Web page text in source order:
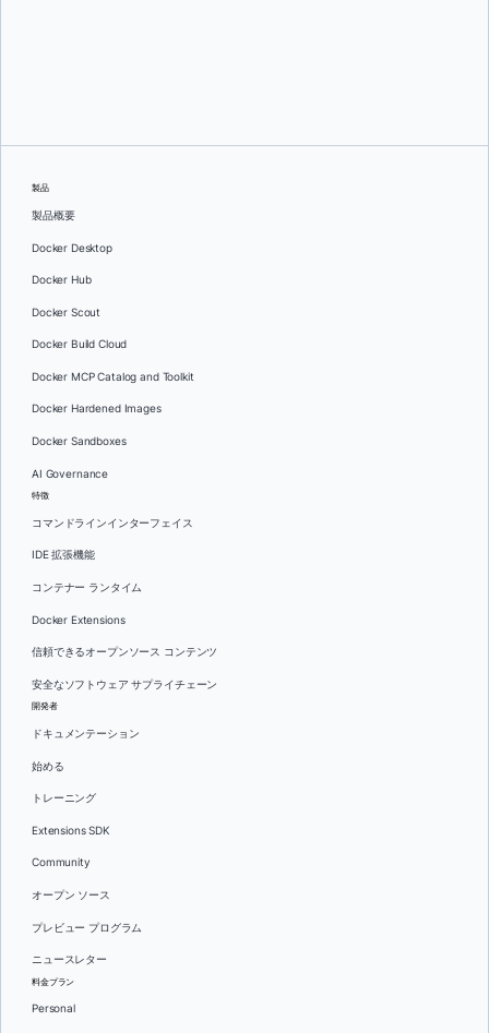
製品
製品概要
Docker Desktop
Docker Hub
Docker Scout
Docker Build Cloud
Docker MCP Catalog and Toolkit
Docker Hardened Images
Docker Sandboxes
AI Governance
特徴
コマンドラインインターフェイス
IDE 拡張機能
コンテナー ランタイム
Docker Extensions
信頼できるオープンソース コンテンツ
安全なソフトウェア サプライチェーン
開発者
ドキュメンテーション
始める
トレーニング
Extensions SDK
Community
オープン ソース
プレビュー プログラム
ニュースレター
料金プラン
Personal